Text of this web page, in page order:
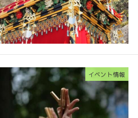
イベント情報